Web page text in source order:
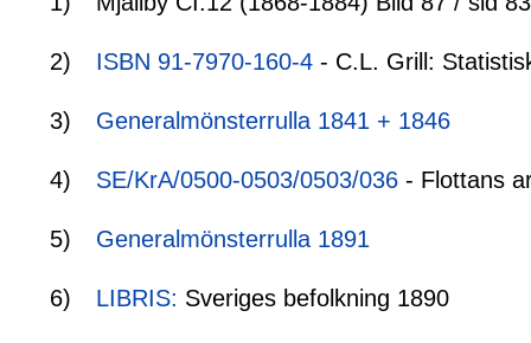
2) ISBN 91-7970-160-4 - C.L. Grill:
3) Generalmönsterrulla 1841 + 1846
4) SE/KrA/0500-0503/0503/036 - Flottans
5) Generalmönsterrulla 1891
6) LIBRIS: Sveriges befolkning 1890